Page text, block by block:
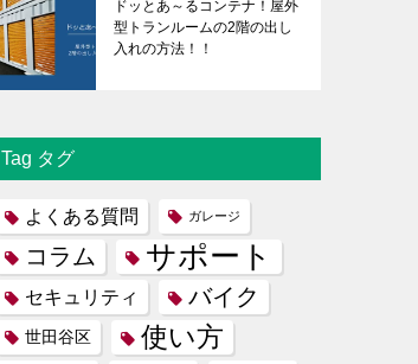
ドッとあ～るコンテナ！屋外
型トランルームの2階の出し
入れの方法！！
Tag タグ
よくある質問 ガレージ
コラム サポート
セキュリティ バイク
世田谷区 使い方